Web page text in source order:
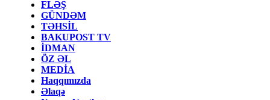
FLƏŞ
GÜNDƏM
TƏHSİL
BAKUPOST TV
İDMAN
ÖZ ƏL
MEDİA
Haqqımızda
Əlaqə